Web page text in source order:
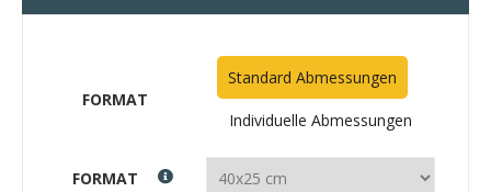
FORMAT
Standard Abmessungen
Individuelle Abmessungen
FORMAT